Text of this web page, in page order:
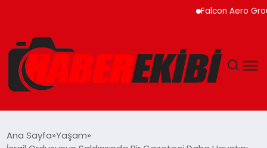
Falcon Aero Group,
Ana Sayfa Yaşam